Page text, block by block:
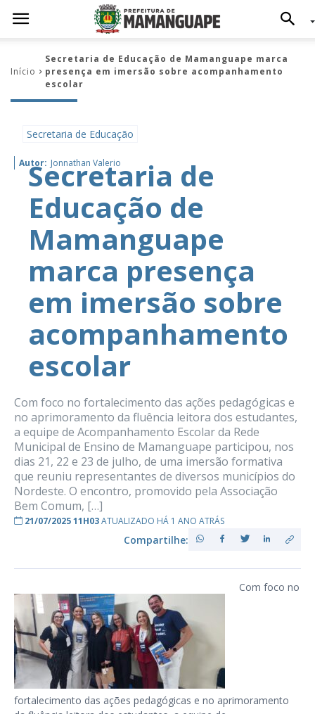
Início
Secretaria de Educação de Mamanguape marca
presença em imersão sobre acompanhamento
escolar
Secretaria de Educação
Autor: Jonnathan Valerio
Secretaria de
Educação de
Mamanguape
marca presença
em imersão sobre
acompanhamento
escolar
Com foco no fortalecimento das ações pedagógicas e
no aprimoramento da fluência leitora dos estudantes,
a equipe de Acompanhamento Escolar da Rede
Municipal de Ensino de Mamanguape participou, nos
dias 21, 22 e 23 de julho, de uma imersão formativa
que reuniu representantes de diversos municípios do
Nordeste. O encontro, promovido pela Associação
Bem Comum, […]
21/07/2025 11H03ATUALIZADO HÁ 1 ANO ATRÁS
Compartilhe:
Com foco no
fortalecimento das ações pedagógicas e no aprimoramento